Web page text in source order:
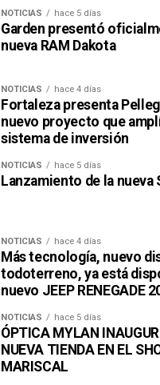
NOTICIAS hace 5 días
Garden presentó
nueva RAM Dakota
NOTICIAS hace 4 días
Fortaleza presenta
nuevo proyecto que
sistema de inversión
NOTICIAS hace 5 días
Lanzamiento de la nueva
NOTICIAS hace 4 días
Más tecnología, nuevo
todoterreno, ya está
nuevo JEEP RENEGADE
NOTICIAS hace 5 días
ÓPTICA MYLAN
NUEVA TIENDA EN EL
MARISCAL